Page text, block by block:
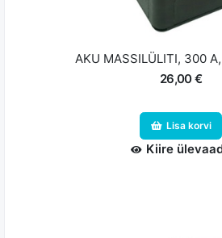
AKU MASSILÜLITI, 300
26,00 €
Lisa korvi
Kiire